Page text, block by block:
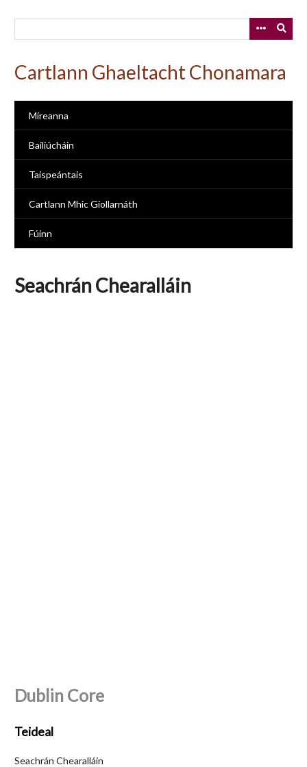
Cartlann Ghaeltacht Chonamara
Míreanna
Bailiúcháin
Taispeántais
Cartlann Mhic Giollarnáth
Fúinn
Seachrán Chearalláin
Dublin Core
Teideal
Seachrán Chearalláin